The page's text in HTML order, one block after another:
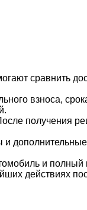
сравнить
взноса,
получения
дополнительные
и полный
действиях